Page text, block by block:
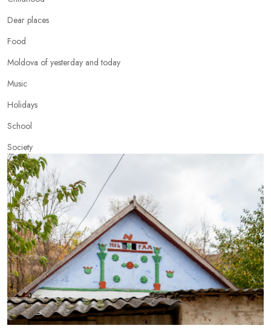
Dear places
Food
Moldova of yesterday and today
Music
Holidays
School
Society